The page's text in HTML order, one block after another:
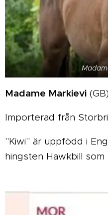
Madame Markievi
Importerad från
"Kiwi" är uppfödd i
hingsten Hawkbill som